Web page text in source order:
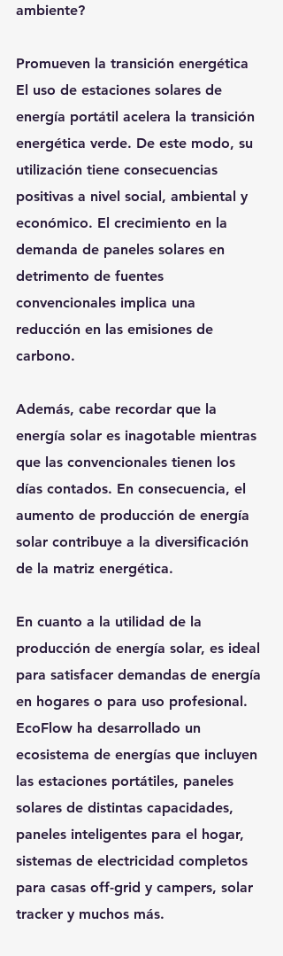
ambiente?
Promueven la transición energética
El uso de estaciones solares de
energía portátil acelera la transición
energética verde. De este modo, su
utilización tiene consecuencias
positivas a nivel social, ambiental y
económico. El crecimiento en la
demanda de paneles solares en
detrimento de fuentes
convencionales implica una
reducción en las emisiones de
carbono.
Además, cabe recordar que la
energía solar es inagotable mientras
que las convencionales tienen los
días contados. En consecuencia, el
aumento de producción de energía
solar contribuye a la diversificación
de la matriz energética.
En cuanto a la utilidad de la
producción de energía solar, es ideal
para satisfacer demandas de energía
en hogares o para uso profesional.
EcoFlow ha desarrollado un
ecosistema de energías que incluyen
las estaciones portátiles, paneles
solares de distintas capacidades,
paneles inteligentes para el hogar,
sistemas de electricidad completos
para casas off-grid y campers, solar
tracker y muchos más.